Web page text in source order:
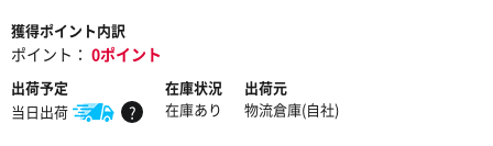
獲得ポイント内訳
ポイント： 0ポイント
出荷予定
当日出荷
?
在庫状況
在庫あり
出荷元
物流倉庫(自社)